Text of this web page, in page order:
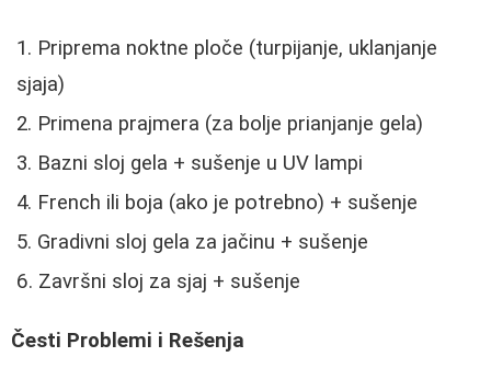
Priprema noktne ploče (turpijanje, uklanjanje
sjaja)
Primena prajmera (za bolje prianjanje gela)
Bazni sloj gela + sušenje u UV lampi
French ili boja (ako je potrebno) + sušenje
Gradivni sloj gela za jačinu + sušenje
Završni sloj za sjaj + sušenje
Česti Problemi i Rešenja